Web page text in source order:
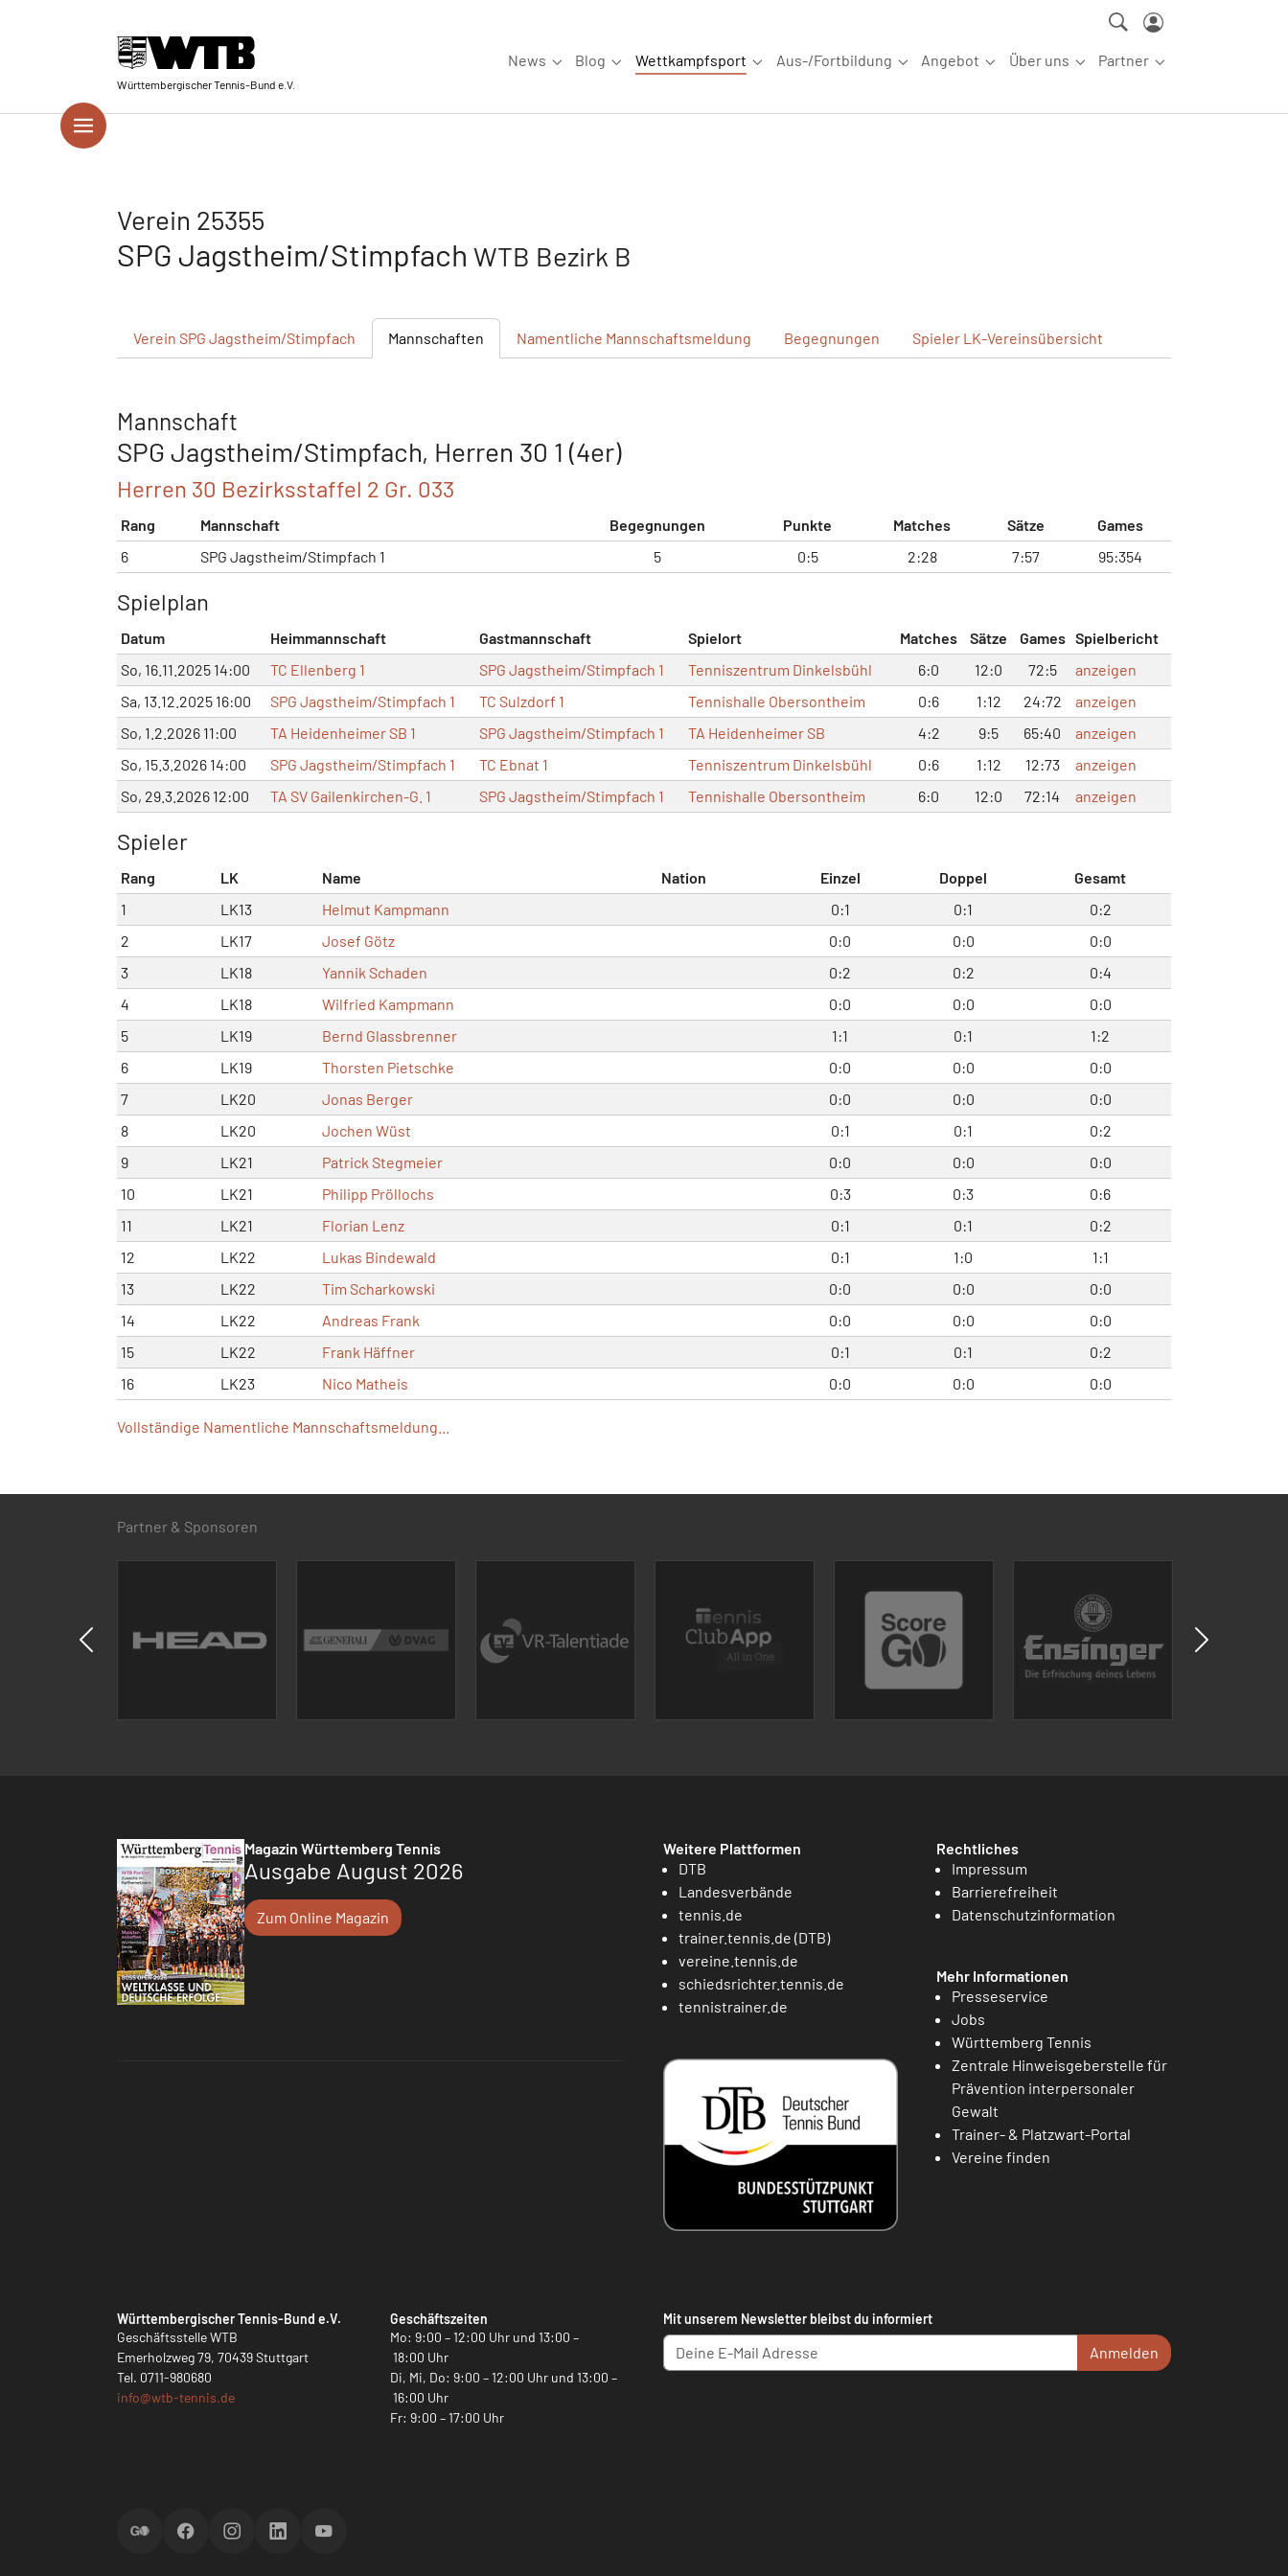
Württembergischer Tennis-Bund e.V.
News
Submenu for "News"
Blog
Submenu for "Blog"
Wettkampfsport
Submenu for "Wettkampfsport"
Aus-/Fortbildung
Submenu for "Aus-/Fortbildung"
Angebot
Submenu for "Angebot"
Über uns
Submenu for "Über uns"
Partner
Submenu for
Verein 25355
SPG Jagstheim/Stimpfach WTB Bezirk B
Verein SPG Jagstheim/Stimpfach Mannschaften Namentliche Mannschaftsmeldung Begegnungen Spieler LK-Vereinsübersicht
Mannschaft
SPG Jagstheim/Stimpfach, Herren 30 1 (4er)
Herren 30 Bezirksstaffel 2 Gr. 033
Rang Mannschaft Begegnungen Punkte Matches Sätze
Games
6
SPG Jagstheim/Stimpfach 1 5 0:5 2:28 7:57 95:354
Spielplan
Datum Heimmannschaft Gastmannschaft Spielort Matches Sätze Games Spielbericht
So, 16.11.2025 14:00
TC Ellenberg 1 SPG Jagstheim/Stimpfach 1 Tenniszentrum Dinkelsbühl 6:0 12:0 72:5
anzeigen
Sa, 13.12.2025 16:00
SPG Jagstheim/Stimpfach 1 TC Sulzdorf 1 Tennishalle Obersontheim 0:6 1:12 24:72
anzeigen
So, 1.2.2026 11:00
TA Heidenheimer SB 1 SPG Jagstheim/Stimpfach 1 TA Heidenheimer SB 4:2 9:5 65:40
anzeigen
So, 15.3.2026 14:00
SPG Jagstheim/Stimpfach 1 TC Ebnat 1 Tenniszentrum Dinkelsbühl 0:6 1:12 12:73
anzeigen
So, 29.3.2026 12:00
TA SV Gailenkirchen-G. 1 SPG Jagstheim/Stimpfach 1 Tennishalle Obersontheim 6:0 12:0 72:14 anzeigen
Spieler
Rang LK Name Nation Einzel Doppel
Gesamt
1
LK13 Helmut Kampmann 0:1 0:1
0:2
2
LK17 Josef Götz 0:0 0:0
0:0
3
LK18 Yannik Schaden 0:2 0:2
0:4
4
LK18 Wilfried Kampmann 0:0 0:0
0:0
5
LK19 Bernd Glassbrenner 1:1 0:1
1:2
6
LK19 Thorsten Pietschke 0:0 0:0
0:0
7
LK20 Jonas Berger 0:0 0:0
0:0
8
LK20 Jochen Wüst 0:1 0:1
0:2
9
LK21 Patrick Stegmeier 0:0 0:0
0:0
10
LK21 Philipp Pröllochs 0:3 0:3
0:6
11
LK21 Florian Lenz 0:1 0:1
0:2
12
LK22 Lukas Bindewald 0:1 1:0
1:1
13
LK22 Tim Scharkowski 0:0 0:0
0:0
14
LK22 Andreas Frank 0:0 0:0
0:0
15
LK22 Frank Häffner 0:1 0:1
0:2
16
LK23 Nico Matheis 0:0 0:0 0:0
Vollständige Namentliche Mannschaftsmeldung...
Partner & Sponsoren
Magazin Württemberg Tennis
Ausgabe August 2026
Zum Online Magazin
Weitere Plattformen
DTB
Landesverbände
tennis.de
trainer.tennis.de (DTB)
vereine.tennis.de
schiedsrichter.tennis.de
tennistrainer.de
Rechtliches
Impressum
Barrierefreiheit
Datenschutzinformation
Mehr Informationen
Presseservice
Jobs
Württemberg Tennis
Zentrale Hinweisgeberstelle für
Prävention interpersonaler
Gewalt
Trainer- & Platzwart-Portal
Vereine finden
Württembergischer Tennis-Bund e.V.
Geschäftsstelle WTB
Emerholzweg 79, 70439 Stuttgart
Tel. 0711-980680
info@wtb-tennis.de
Geschäftszeiten
Mo: 9:00 – 12:00 Uhr und 13:00 –
18:00 Uhr
Di, Mi, Do: 9:00 – 12:00 Uhr und 13:00 –
16:00 Uhr
Fr: 9:00 – 17:00 Uhr
Mit unserem Newsletter bleibst du informiert
Anmelden
ScoreGOFacebookInstagramLinkedInYouTube